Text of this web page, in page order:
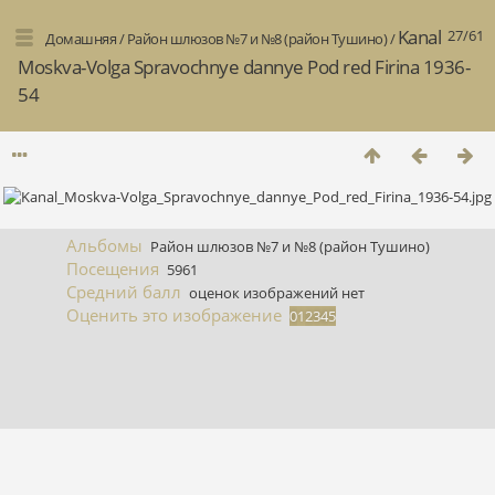
27/61
Домашняя/Район шлюзов №7 и №8 (район Тушино)/Kanal
Moskva-Volga Spravochnye dannye Pod red Firina 1936-
54
Альбомы Район шлюзов №7 и №8 (район Тушино)
Посещения 5961
Средний балл оценок изображений нет
Оценить это изображение